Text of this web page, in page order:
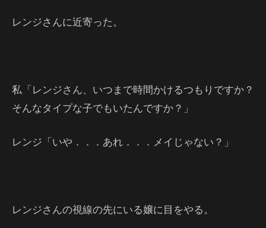
レンジさんに近寄った。
私「レンジさん、いつまで時間かけるつもりですか？
そんなタイプな子でもいたんですか？」
レンジ「いや．．．あれ．．．メイじゃない？」
レンジさんの視線の先にいる嬢に目をやる。